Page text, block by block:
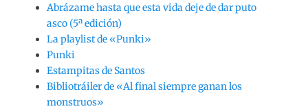
Abrázame hasta que esta vida deje de dar puto
asco (5ª edición)
La playlist de «Punki»
Punki
Estampitas de Santos
Bibliotráiler de «Al final siempre ganan los
monstruos»